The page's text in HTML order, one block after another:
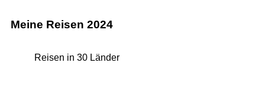
Meine Reisen 2024
Reisen in 30 Länder